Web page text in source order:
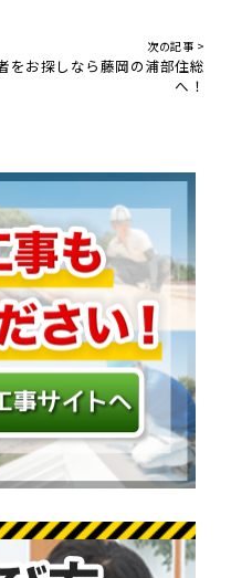
次の記事 >
をお探しなら藤岡の浦部住総
へ！